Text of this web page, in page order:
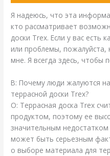
Я надеюсь, что эта
кто рассматривает
доски Trex. Если у вас есть
или проблемы, пожалуйста,
мне. Я всегда здесь, чтобы
В: Почему люди жалуются
террасной доски Trex?
О: Террасная доска Trex
продуктом, поэтому ее
значительным
может быть серьезным
о выборе материала для